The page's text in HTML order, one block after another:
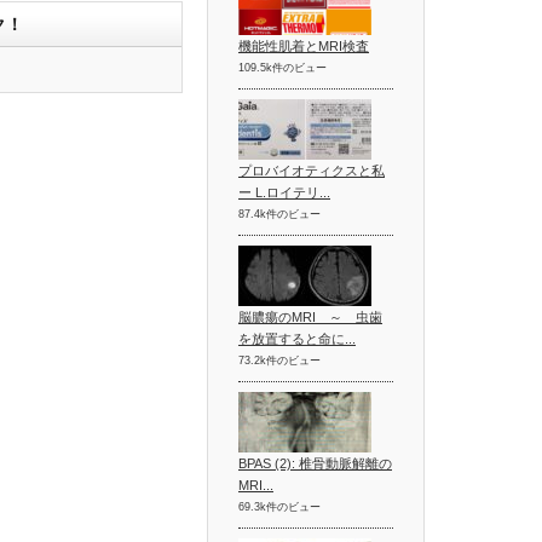
機能性肌着とMRI検査
109.5k件のビュー
プロバイオティクスと私
ー L.ロイテリ...
87.4k件のビュー
脳膿瘍のMRI ～ 虫歯
を放置すると命に...
73.2k件のビュー
BPAS (2): 椎骨動脈解離の
MRI...
69.3k件のビュー